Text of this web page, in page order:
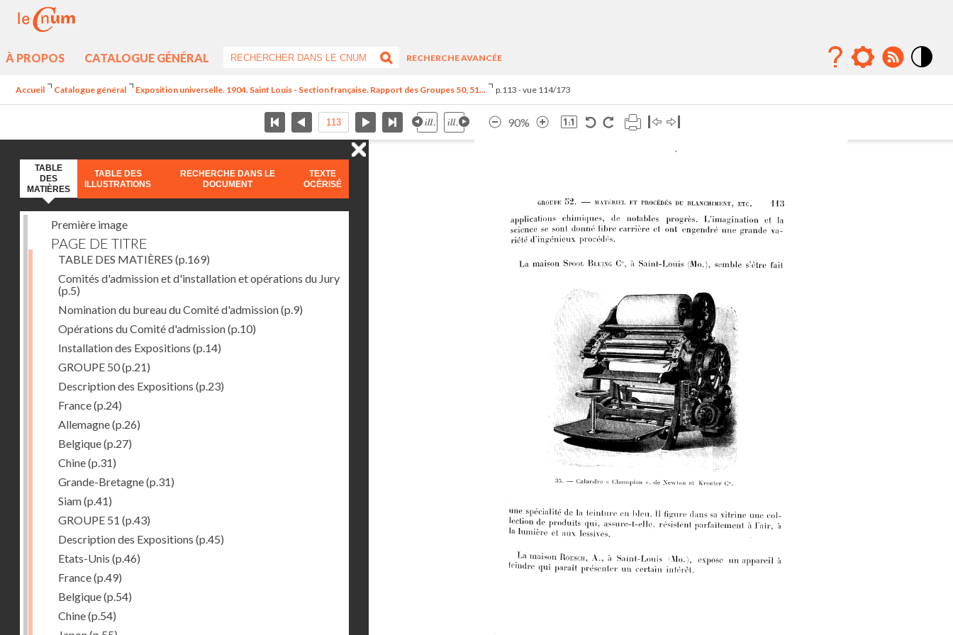
À PROPOS CATALOGUE GÉNÉRAL
RECHERCHE AVANCÉE
Accueil Catalogue général Exposition universelle. 1904. Saint Louis - Section française. Rapport des Groupes 50, 51... p.113 - vue 114/173
90%
TABLE
DES
MATIÈRES
TABLE DES
ILLUSTRATIONS
RECHERCHE DANS LE
DOCUMENT
TEXTE
OCÉRISÉ
Première image
PAGE DE TITRE
TABLE DES MATIÈRES (p.169)
Comités d'admission et d'installation et opérations du Jury
(p.5)
Nomination du bureau du Comité d'admission(p.9)
Opérations du Comité d'admission(p.10)
Installation des Expositions (p.14)
GROUPE 50(p.21)
Description des Expositions (p.23)
France(p.24)
Allemagne(p.26)
Belgique(p.27)
Chine(p.31)
Grande-Bretagne(p.31)
Siam(p.41)
GROUPE 51 (p.43)
Description des Expositions (p.45)
Etats-Unis (p.46)
France(p.49)
Belgique(p.54)
Chine(p.54)